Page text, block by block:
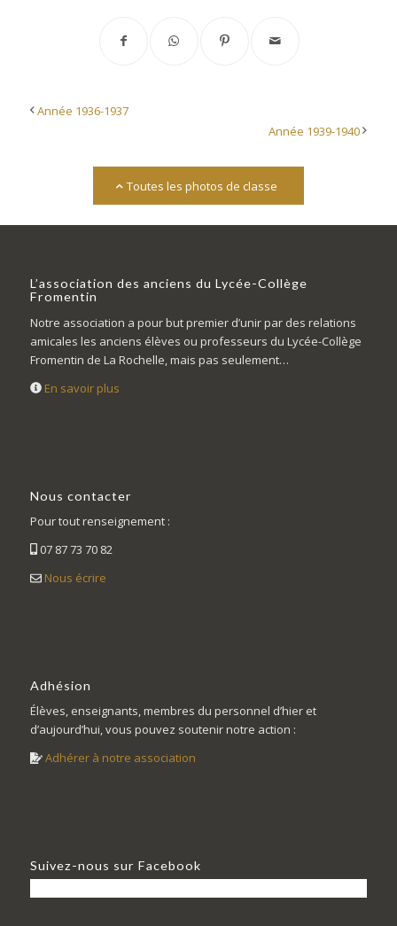
Année 1936-1937
Année 1939-1940
Toutes les photos de classe
L’association des anciens du Lycée-Collège
Fromentin
Notre association a pour but premier d’unir par des relations
amicales les anciens élèves ou professeurs du Lycée-Collège
Fromentin de La Rochelle, mais pas seulement…
En savoir plus
Nous contacter
Pour tout renseignement :
07 87 73 70 82
Nous écrire
Adhésion
Élèves, enseignants, membres du personnel d’hier et
d’aujourd’hui, vous pouvez soutenir notre action :
Adhérer à notre association
Suivez-nous sur Facebook